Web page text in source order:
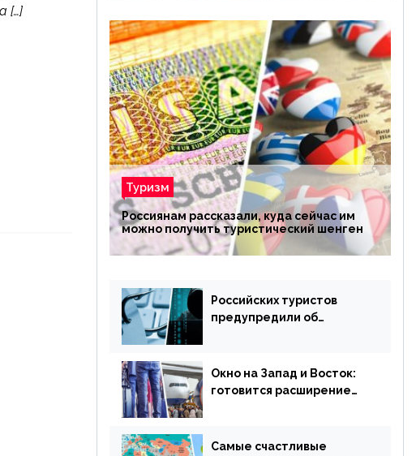
[…]
Туризм
Россиянам рассказали, куда сейчас им
можно получить туристический шенген
Российских туристов
предупредили об
мошенничества
Окно на Запад и Восток:
готовится расширение
страну
Самые счастливые